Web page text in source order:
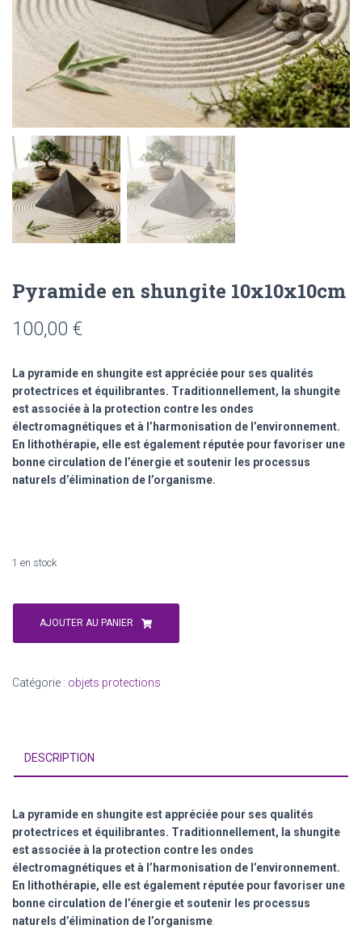
Pyramide en shungite 10x10x10cm
100,00 €
La pyramide en shungite est appréciée pour ses qualités
protectrices et équilibrantes. Traditionnellement, la shungite
est associée à la protection contre les ondes
électromagnétiques et à l’harmonisation de l’environnement.
En lithothérapie, elle est également réputée pour favoriser une
bonne circulation de l’énergie et soutenir les processus
naturels d’élimination de l’organisme.
1 en stock
quantité
Pyramide
shungite
10x10x10cm
AJOUTER AU PANIER
Catégorie : objets protections
DESCRIPTION
La pyramide en shungite est appréciée pour ses qualités
protectrices et équilibrantes. Traditionnellement, la shungite
est associée à la protection contre les ondes
électromagnétiques et à l’harmonisation de l’environnement.
En lithothérapie, elle est également réputée pour favoriser une
bonne circulation de l’énergie et soutenir les processus
naturels d’élimination de l’organisme.